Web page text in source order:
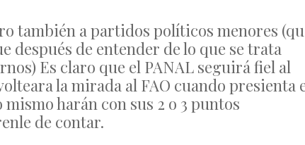
también a partidos políticos menores
después de entender de lo que se trata
Es claro que el PANAL seguirá fiel al
la mirada al FAO cuando presienta
harán con sus 2 o 3 puntos
de contar.